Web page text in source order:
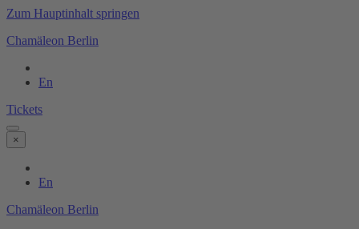
Zum Hauptinhalt springen
Chamäleon Berlin
En
Tickets
×
En
Chamäleon Berlin